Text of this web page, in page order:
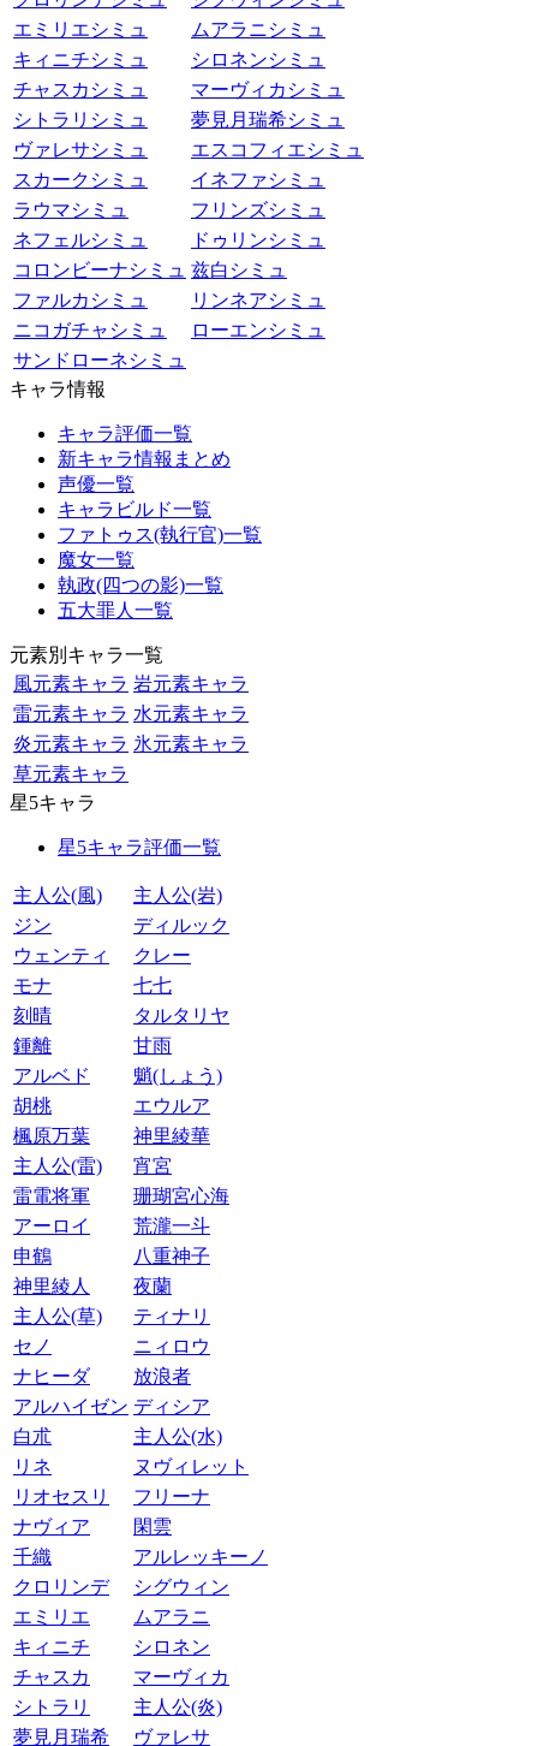
エミリエシミュ
ムアラニシミュ
キィニチシミュ
シロネンシミュ
チャスカシミュ
マーヴィカシミュ
シトラリシミュ
夢見月瑞希シミュ
ヴァレサシミュ
エスコフィエシミュ
スカークシミュ
イネファシミュ
ラウマシミュ
フリンズシミュ
ネフェルシミュ
ドゥリンシミュ
コロンビーナシミュ 兹白シミュ
ファルカシミュ
リンネアシミュ
ニコガチャシミュ
ローエンシミュ
サンドローネシミュ
キャラ情報
キャラ評価一覧
新キャラ情報まとめ
声優一覧
キャラビルド一覧
ファトゥス(執行官)一覧
魔女一覧
執政(四つの影)一覧
五大罪人一覧
元素別キャラ一覧
風元素キャラ 岩元素キャラ
雷元素キャラ 水元素キャラ
炎元素キャラ 氷元素キャラ
草元素キャラ
星5キャラ
星5キャラ評価一覧
主人公(風)
主人公(岩)
ジン
ディルック
ウェンティ
クレー
モナ
七七
刻晴
タルタリヤ
鍾離
甘雨
アルベド
魈(しょう)
胡桃
エウルア
楓原万葉
神里綾華
主人公(雷)
宵宮
雷電将軍
珊瑚宮心海
アーロイ
荒瀧一斗
申鶴
八重神子
神里綾人
夜蘭
主人公(草)
ティナリ
セノ
ニィロウ
ナヒーダ
放浪者
アルハイゼン ディシア
白朮
主人公(水)
リネ
ヌヴィレット
リオセスリ
フリーナ
ナヴィア
閑雲
千織
アルレッキーノ
クロリンデ
シグウィン
エミリエ
ムアラニ
キィニチ
シロネン
チャスカ
マーヴィカ
シトラリ
主人公(炎)
夢見月瑞希
ヴァレサ